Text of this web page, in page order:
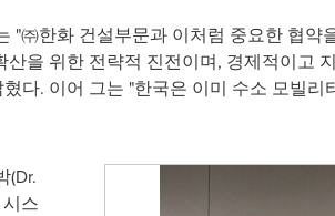
"㈜한화 건설부문과 이처럼 중요한 협약
을 위한 전략적 진전이며, 경제적이고
다. 이어 그는 "한국은 이미 수소 모빌
(Dr.
스